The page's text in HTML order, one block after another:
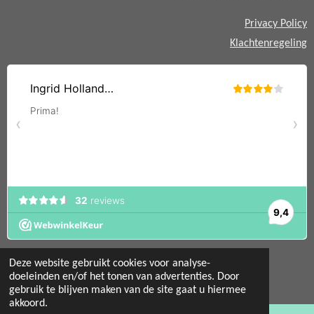
Deze website gebruikt cookies voor analyse-
doeleinden en/of het tonen van advertenties. Door
gebruik te blijven maken van de site gaat u hiermee
akkoord.
Privacy Policy
Klachtenregeling
© 2022 - 2026 Mint 11 giftstore